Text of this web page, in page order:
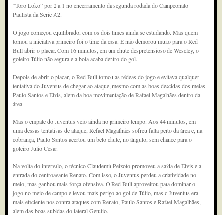
“Toro Loko” por 2 a 1 no encerramento da segunda rodada do Campeonato
Paulista da Serie A2.
O jogo começou equilibrado, com os dois times ainda se estudando. Mas quem
tomou a iniciativa primeiro foi o time da casa. E não demorou muito para o Red
Bull abrir o placar. Com 16 minutos, em um chute despretensioso de Wescley, o
goleiro Túlio não segura e a bola acaba dentro do gol.
Depois de abrir o placar, o Red Bull tomou as rédeas do jogo e evitava qualquer
tentativa do Juventus de chegar ao ataque, mesmo com as boas descidas dos meias
Paulo Santos e Elvis, alem da boa movimentação de Rafael Magalhães dentro da
área.
Mas o empate do Juventus veio ainda no primeiro tempo. Aos 44 minutos, em
uma dessas tentativas de ataque, Refael Magalhães sofreu falta perto da área e, na
cobrança, Paulo Santos acertou um belo chute, no ângulo, sem chance para o
goleiro Julio Cesar.
Na volta do intervalo, o técnico Claudemir Peixoto promoveu a saída de Elvis e a
entrada do centroavante Renato. Com isso, o Juventus perdeu a criatividade no
meio, mas ganhou mais força ofensiva. O Red Bull aproveitou para dominar o
jogo no meio de campo e levou mais perigo ao gol de Túlio, mas o Juventus era
mais eficiente nos contra ataques com Renato, Paulo Santos e Rafael Magalhães,
alem das boas subidas do lateral Getulio.